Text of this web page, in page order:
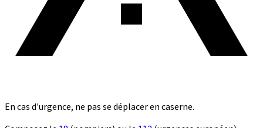
En cas d'urgence, ne pas se déplacer en caserne.